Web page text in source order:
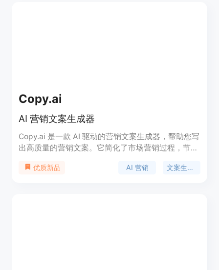
Copy.ai
AI 营销文案生成器
Copy.ai 是一款 AI 驱动的营销文案生成器，帮助您写
出高质量的营销文案。它简化了市场营销过程，节省
客、社交媒体帖子、广告文案、网站文案、电子邮件
优质新品 AI 营销 文案生成器